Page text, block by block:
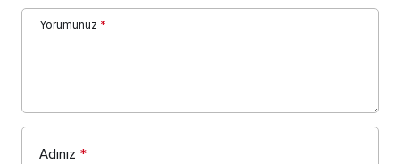
Yorumunuz *
Adınız *